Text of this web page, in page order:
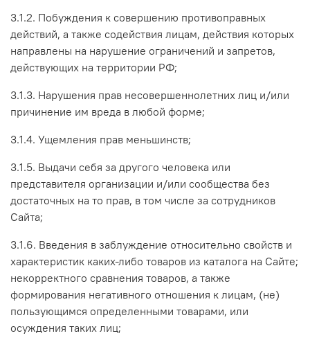
3.1.2. Побуждения к совершению противоправных
действий, а также содействия лицам, действия которых
направлены на нарушение ограничений и запретов,
действующих на территории РФ;
3.1.3. Нарушения прав несовершеннолетних лиц и/или
причинение им вреда в любой форме;
3.1.4. Ущемления прав меньшинств;
3.1.5. Выдачи себя за другого человека или
представителя организации и/или сообщества без
достаточных на то прав, в том числе за сотрудников
Сайта;
3.1.6. Введения в заблуждение относительно свойств и
характеристик каких-либо товаров из каталога на Сайте;
некорректного сравнения товаров, а также
формирования негативного отношения к лицам, (не)
пользующимся определенными товарами, или
осуждения таких лиц;